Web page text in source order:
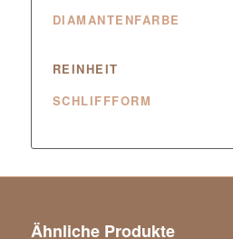
DIAMANTENFARBE
REINHEIT
SCHLIFFFORM
Ähnliche Produkte